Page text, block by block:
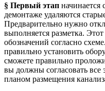
§ Первый этап начинается
демонтаже удаляются
Предварительно нужно
выполняется разметка.
обозначений согласно
правильно установить
сможете правильно
вы должны согласовать все
планом размещения